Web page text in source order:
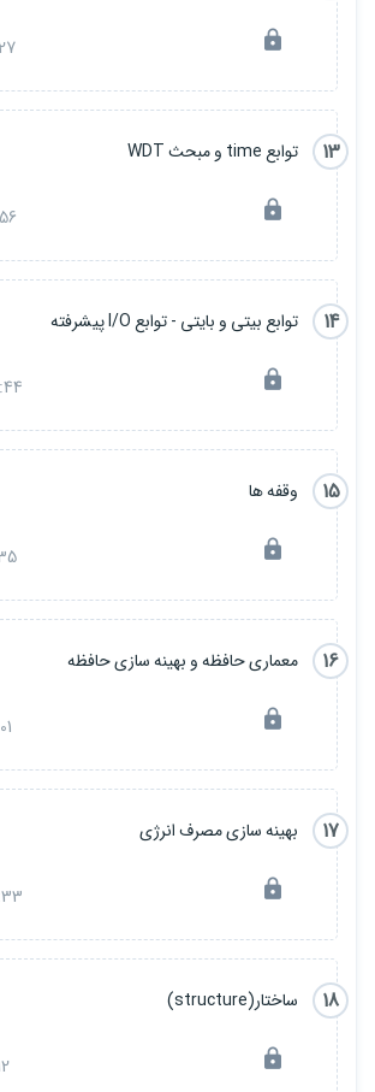
13 توابع time و مبحث WDT
14 توابع بیتی و بایتی - توابع I/O پیشرفته
15 وقفه ها
16 معماری حافظه و بهینه سازی حافظه
17 بهینه سازی مصرف انرژی
18 ساختار(structure)